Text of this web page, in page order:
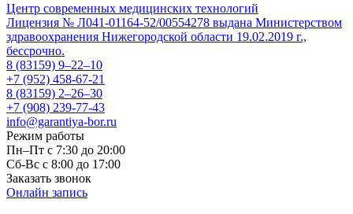
Центр современных медицинских технологий
Лицензия № Л041-01164-52/00554278 выдана Министерством
здравоохранения Нижегородской области 19.02.2019 г.,
бессрочно.
8 (83159) 9–22–10
+7 (952) 458-67-21
8 (83159) 2–26–30
+7 (908) 239-77-43
info@garantiya-bor.ru
Режим работы
Пн–Пт с 7:30 до 20:00
Cб-Вс с 8:00 до 17:00
Заказать звонок
Онлайн запись